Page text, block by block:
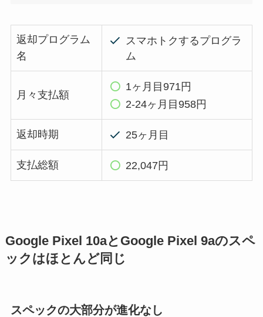
返却プログラム
名
スマホトクするプログラ
ム
月々支払額
1ヶ月目971円
2-24ヶ月目958円
返却時期 25ヶ月目
支払総額 22,047円
Google Pixel 10aとGoogle Pixel 9aのスペ
ックはほとんど同じ
スペックの大部分が進化なし